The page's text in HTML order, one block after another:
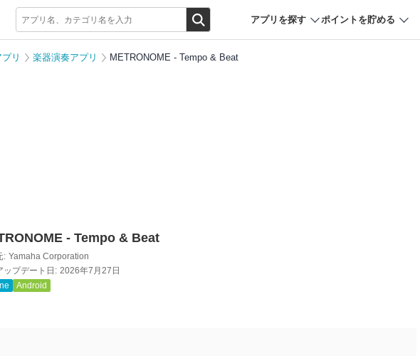
アプリを探す ポイントを貯める
リ 楽器演奏アプリ METRONOME - Tempo & Beat
- Tempo & Beat
: Yamaha Corporation
ップデート日: 2026年7月27日
Android